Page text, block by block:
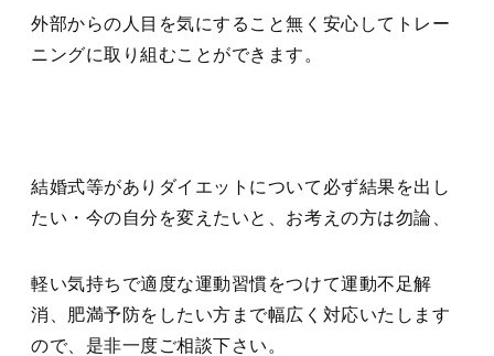
外部からの人目を気にすること無く安心してトレー
ニングに取り組むことができます。
結婚式等がありダイエットについて必ず結果を出し
たい・今の自分を変えたいと、お考えの方は勿論、
軽い気持ちで適度な運動習慣をつけて運動不足解
消、肥満予防をしたい方まで幅広く対応いたします
ので、是非一度ご相談下さい。